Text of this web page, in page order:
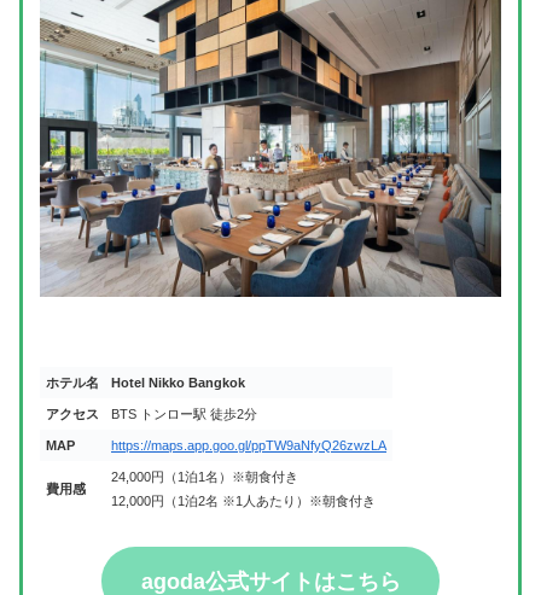
ホテル名 Hotel Nikko Bangkok
アクセス BTS トンロー駅 徒歩2分
MAP https://maps.app.goo.gl/ppTW9aNfyQ26zwzLA
費用感
24,000円（1泊1名）※朝食付き
12,000円（1泊2名 ※1人あたり）※朝食付き
agoda公式サイトはこちら